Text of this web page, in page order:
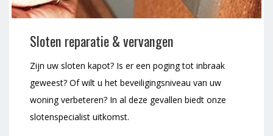
Sloten reparatie & vervangen
Zijn uw sloten kapot? Is er een poging tot inbraak
geweest? Of wilt u het beveiligingsniveau van uw
woning verbeteren? In al deze gevallen biedt onze
slotenspecialist uitkomst.